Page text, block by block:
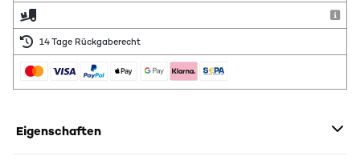
14 Tage Rückgaberecht
Eigenschaften